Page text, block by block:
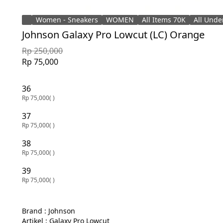
Women - Sneakers WOMEN All Items 70K All
Johnson Galaxy Pro Lowcut (LC) Orange
Rp 250,000
Rp 75,000
36
Rp 75,000( )
37
Rp 75,000( )
38
Rp 75,000( )
39
Rp 75,000( )
Brand : Johnson
Artikel : Galaxy Pro Lowcut